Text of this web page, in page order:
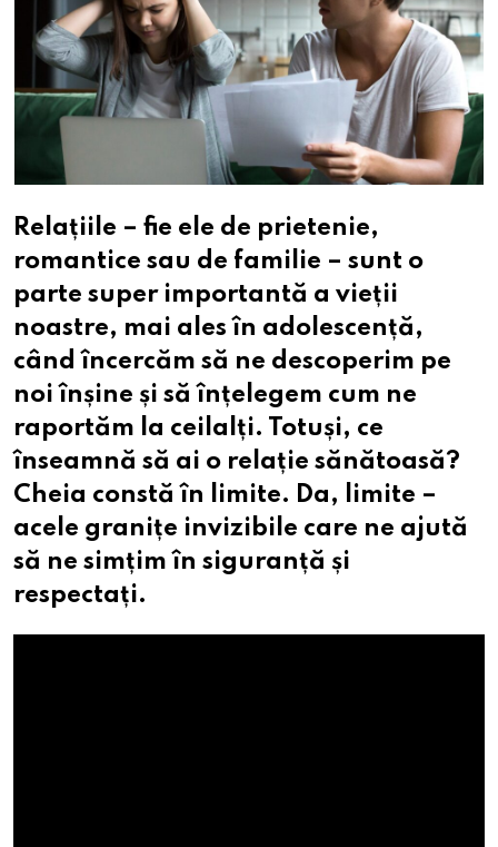
Relațiile – fie ele de prietenie,
romantice sau de familie – sunt o
parte super importantă a vieții
noastre, mai ales în adolescență,
când încercăm să ne descoperim pe
noi înșine și să înțelegem cum ne
raportăm la ceilalți. Totuși, ce
înseamnă să ai o relație sănătoasă?
Cheia constă în limite. Da, limite –
acele granițe invizibile care ne ajută
să ne simțim în siguranță și
respectați.